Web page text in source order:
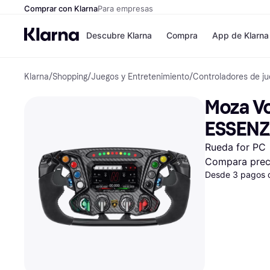
Comprar con KlarnaPara empresas
Descubre Klarna
Formas de
Paga ahora
Paga en 3 plazos
Paga en 30 días
Financiación
Klarna en Apple
Compra
Tiendas
Shein
Zalando
Zara
JD Sports
App de Klarna
Klarna/Shopping/Juegos y Entretenimiento/Controladores de
Moza
Rueda for PC
Compara
Desde 3 pagos